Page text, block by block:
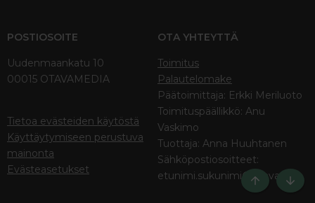
POSTIOSOITE
Uudenmaankatu 10
00015 OTAVAMEDIA
Tietoa evästeiden käytöstä
Käyttäytymiseen perustuva
mainonta
Evästeasetukset
OTA YHTEYTTÄ
Toimitus
Palautelomake
Päätoimittaja: Erkki Meriluoto
Toimituspäällikkö: Anu
Vaskimo
Tuottaja: Anna Huuhtanen
Sähköpostiosoitteet:
etunimi.sukunimi@otava.fi
Ylös